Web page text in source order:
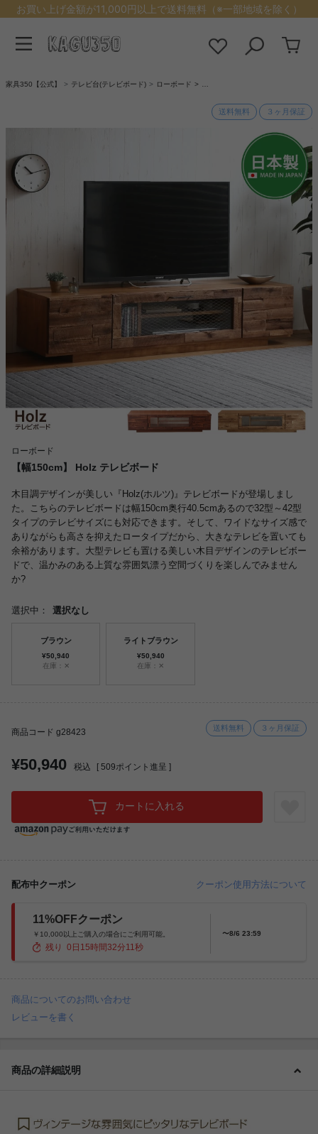
お買い上げ金額が11,000円以上で送料無料（※一部地域を除く）
家具350【公式】 テレビ台(テレビボード) ローボード
送料無料 ３ヶ月保証
ローボード
【幅150cm】 Holz テレビボード
木目調デザインが美しい『Holz(ホルツ)』テレビボードが登場しまし
た。こちらのテレビボードは幅150cm奥行40.5cmあるので32型～42型
タイプのテレビサイズにも対応できます。そして、ワイドなサイズ感で
ありながらも高さを抑えたロータイプだから、大きなテレビを置いても
余裕があります。大型テレビも置ける美しい木目デザインのテレビボー
ドで、温かみのある上質な雰囲気漂う空間づくりを楽しんでみません
か?
選択中： 選択なし
ブラウン
¥50,940
在庫：✕
ライトブラウン
¥50,940
在庫：✕
商品コード g28423 送料無料 ３ヶ月保証
¥50,940 税込 [ 509ポイント進呈 ]
カートに入れる
配布中クーポン クーポン使用方法について
11%OFFクーポン
￥10,000以上ご購入の場合にご利用可能。
残り 0 日 15 時間32分9秒
〜8/6 23:59
商品についてのお問い合わせ
レビューを書く
商品の詳細説明